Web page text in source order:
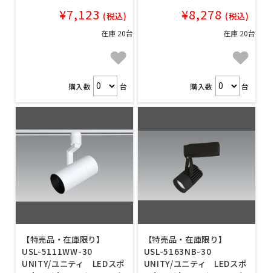
¥7,123 (税込)
在庫 20台
購入数 台
¥8,278 (税込)
在庫 20台
購入数 台
【特売品・在庫限り】
USL-5111WW-30
UNITY/ユニティ LEDスポ
【特売品・在庫限り】
USL-5163NB-30
UNITY/ユニティ LEDスポ